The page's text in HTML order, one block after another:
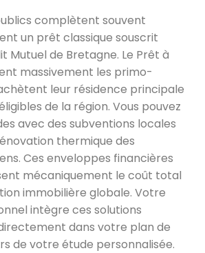
complètent souvent
un prêt classique souscrit
Mutuel de Bretagne. Le Prêt à
massivement les primo-
leur résidence principale
de la région. Vous pouvez
avec des subventions locales
thermique des
Ces enveloppes financières
mécaniquement le coût total
immobilière globale. Votre
intègre ces solutions
dans votre plan de
de votre étude personnalisée.